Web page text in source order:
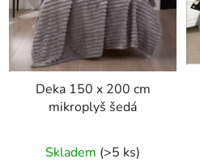
Deka 150 x 200 cm
mikroplyš šedá
Skladem (>5 ks)